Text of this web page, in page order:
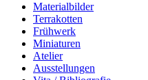
Materialbilder
Terrakotten
Frühwerk
Miniaturen
Atelier
Ausstellungen